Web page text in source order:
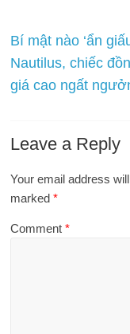
Bí mật nào ‘ẩn
Nautilus, chiếc
giá cao ngất
Leave a Reply
Your email address
marked*
Comment*